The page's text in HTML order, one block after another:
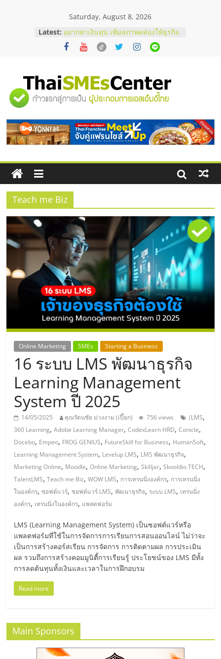
Saturday, August 8, 2026
Latest:
บริษัท Cybersecurity ในไทยที่ไหนดี?
วิธีเลือกผู้ให้บริการให้คุ้มค่าและตอบ
โจทย์ธุรกิจ
อยากหาเงินทุน เพิ่มสภาพคล่องให้ธุรกิจ
บริการน้ำมัน Shell
สัมมนาลงทุน แฟรนไชส์ยอนนี่
ThaiFranchise Meet Up จับคู่แฟรน
ร้านเครื่องเสียงคุณภาพสูง พร้อม
โซลูชันระบบภาพและเสียง
"ศูนย์
รวม
ข้อมูล
ธุรกิจ
SME
แห่ง
ประเทศไทย,
ThaiSMEsCenter,
รวม
ธุรกิจ
เอ
ส
เอ็
มอี
ไทย,
SMEs,
แฟ
รน
ไชส์,
ที่
ปรึกษา
Teach me Biz
Online Marketing SMEs Starting a Business
16 ระบบ LMS พัฒนาธุรกิจ
Learning Management
System ปี 2025
14/05/2025 คุณรัตนชัย ม่วงงาม (เปี๊ยก) 756 views (LMS,
360 Learning,Adobe Learning Manager,CodexLearn HRD,Conicle,
Docebo, Empeo, FROG GENIUS, FutureSkill for Business, HumanSoft,
Learning Management System, Levelup LMS, LMS พัฒนาธุรกิจ,
Marketing Online, Moodle,Online Marketing,Skilljar,Skooldio TECH,
TalentLMS,Teach me Biz,WOW LMS, การเทรนนิ่งองค์กร, การเทรนนิ่ง
ในองค์กร,ซอฟต์แวร์,ซอฟต์แวร์ LMS,พัฒนาธุรกิจ, ระบบ LMS, เทรนนิ่ง
องค์กร, เทรนนิ่งในองค์กร, แพลตฟอร์ม
LMS (Learning Management System) เป็นซอฟต์แวร์หรือ
แพลตฟอร์มที่ใช้ในการจัดการการเรียนการสอนออนไลน์ ไม่ว่าจะ
เป็นการสร้างคอร์สเรียน การจัดการ การติดตามผล การประเมิน
ผล รวมถึงการสร้างคอมมูนิตี้การเรียนรู้ ประโยชน์ของ LMS มีทั้ง
การลดต้นทุนทั้งเงินและเวลาในการฝึกอบรม
Read more
Main Sponsors